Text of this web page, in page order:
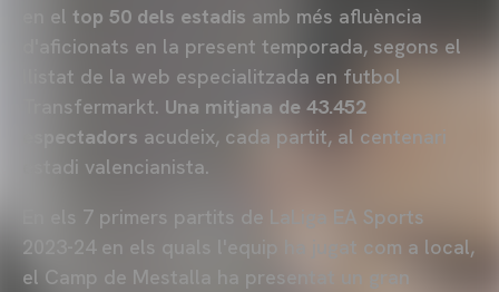
en el top 50 dels estadis amb més afluència
d'aficionats en la present temporada, segons el
llistat de la web especialitzada en futbol
Transfermarkt. Una mitjana de 43.452
espectadors acudeix, cada partit, al centenari
estadi valencianista.
En els 7 primers partits de LaLiga EA Sports
2023-24 en els quals l'equip ha jugat com a local,
el Camp de Mestalla ha presentat un gran